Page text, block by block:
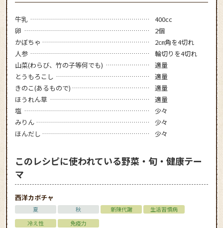
牛乳
400cc
卵
2個
かぼちゃ
2㎝角を4切れ
人参
輪切りを4切れ
山菜(わらび、竹の子等何でも)
適量
とうもろこし
適量
きのこ(あるもので)
適量
ほうれん草
適量
塩
少々
みりん
少々
ほんだし
少々
このレシピに使われている野菜・旬・健康テー
マ
西洋カボチャ
夏 秋 新陳代謝
生活習慣病
冷え性
免疫力